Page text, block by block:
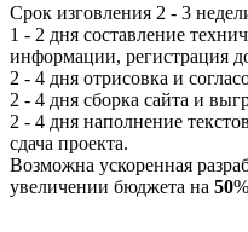
Срок изговления 2 - 3
1 - 2 дня составление
информации, регистрация
2 - 4 дня отрисовка и
2 - 4 дня сборка сайта и
2 - 4 дня наполнение
сдача проекта.
Возможна ускоренная
увеличении бюджета на 50